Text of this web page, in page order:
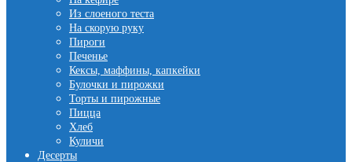
Из слоеного теста
На скорую руку
Пироги
Печенье
Кексы, маффины, капкейки
Булочки и пирожки
Торты и пирожные
Пицца
Хлеб
Куличи
Десерты